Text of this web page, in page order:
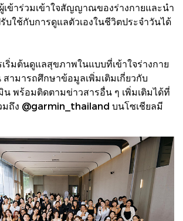
เข้าร่วมเข้าใจสัญญาณของร่างกายและนำ
ใช้กับการดูแลตัวเองในชีวิตประจำวันได้
ริ่มต้นดูแลสุขภาพในแบบที่เข้าใจร่างกาย
สามารถศึกษาข้อมูลเพิ่มเติมเกี่ยวกับ
พร้อมติดตามข่าวสารอื่น ๆ เพิ่มเติมได้ที่
มถึง @garmin_thailand บนโซเชียลมี